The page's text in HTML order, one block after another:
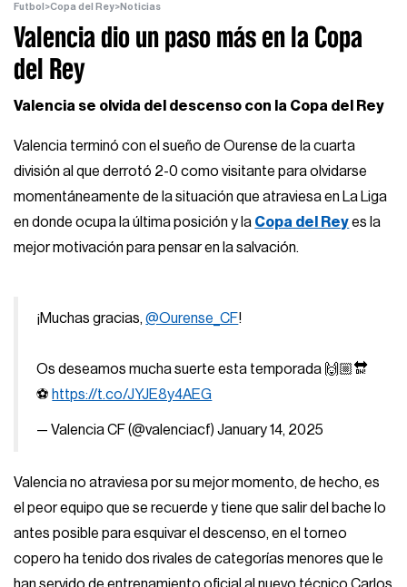
Futbol >Copa del Rey>Noticias
Valencia dio un paso más en la Copa
del Rey
Valencia se olvida del descenso con la Copa del Rey
Valencia terminó con el sueño de Ourense de la cuarta
división al que derrotó 2-0 como visitante para olvidarse
momentáneamente de la situación que atraviesa en La Liga
en donde ocupa la última posición y la Copa del Reyes la
mejor motivación para pensar en la salvación.
¡Muchas gracias,@Ourense_CF!
Os deseamos mucha suerte esta temporada 🙌🏼🔛
⚽️ https://t.co/JYJE8y4AEG
— Valencia CF (@valenciacf)January 14, 2025
Valencia no atraviesa por su mejor momento, de hecho, es
el peor equipo que se recuerde y tiene que salir del bache lo
antes posible para esquivar el descenso, en el torneo
copero ha tenido dos rivales de categorías menores que le